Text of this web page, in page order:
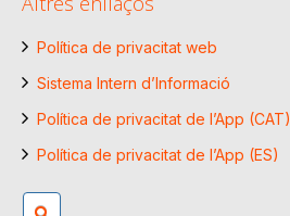
Política de privacitat web
Sistema Intern d’Informació
Política de privacitat de l’App (CAT)
Política de privacitat de l’App (ES)